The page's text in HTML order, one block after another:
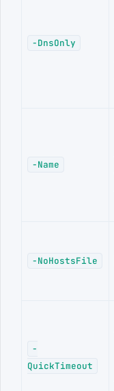
-DnsOnly
-Name
-NoHostsFile
-
QuickTimeout